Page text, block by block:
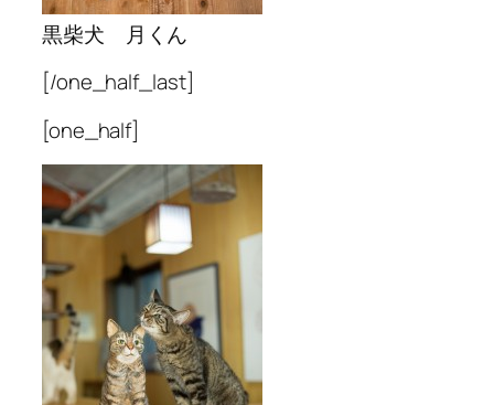
黒柴犬 月くん
[/one_half_last]
[one_half]